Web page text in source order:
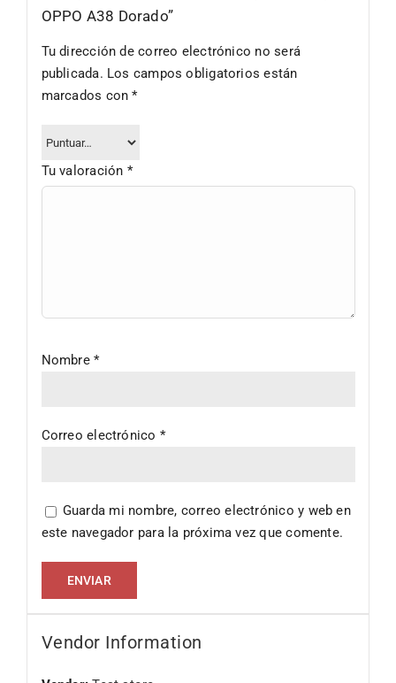
OPPO A38 Dorado”
Tu dirección de correo electrónico no será
publicada. Los campos obligatorios están
marcados con*
Tu valoración *
Nombre*
Correo electrónico *
Guarda mi nombre, correo electrónico y web en
este navegador para la próxima vez que comente.
Vendor Information